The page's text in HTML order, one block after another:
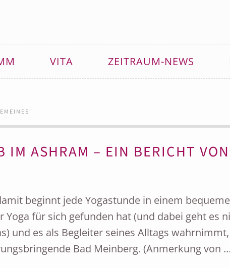
VITA ZEITRAUM-NEWS
’
IM ASHRAM – EIN BERICHT VON
beginnt jede Yogastunde in einem
Yoga für sich gefunden hat (und dabei geht es
und es als Begleiter seines Alltags
Bad Meinberg. (Anmerkung von …